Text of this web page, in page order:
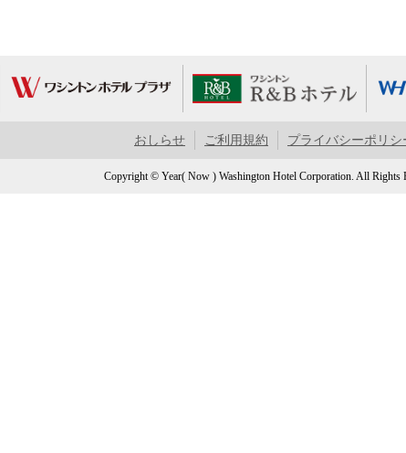
おしらせ ご利用規約 プライバシーポリシ
Copyright © Year( Now ) Washington Hotel Corporation. All Rights